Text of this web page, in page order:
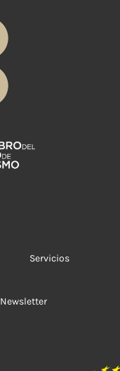
Servicios
Newsletter